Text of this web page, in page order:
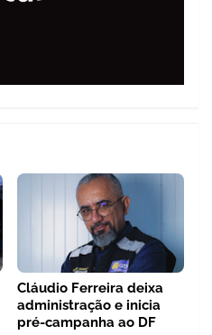
Cláudio Ferreira deixa
administração e inicia
pré-campanha ao DF